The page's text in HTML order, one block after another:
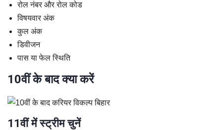
रोल नंबर और रोल कोड
विषयवार अंक
कुल अंक
डिवीजन
पास या फेल स्थिति
10वीं के बाद क्या करें
11वीं में स्ट्रीम चुनें